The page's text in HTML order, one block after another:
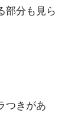
部分も見ら
つきがあ